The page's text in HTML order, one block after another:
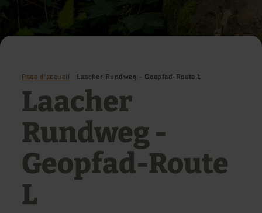
Page d'accueil Laacher Rundweg - Geopfad-Route L
Laacher
Rundweg -
Geopfad-Route
L